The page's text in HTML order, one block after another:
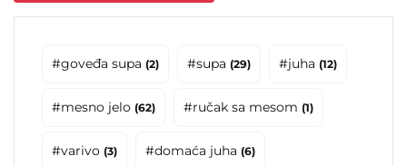
#goveđa supa (2) #supa (29) #juha (12)
#mesno jelo (62) #ručak sa mesom (1)
#varivo (3) #domaća juha (6)